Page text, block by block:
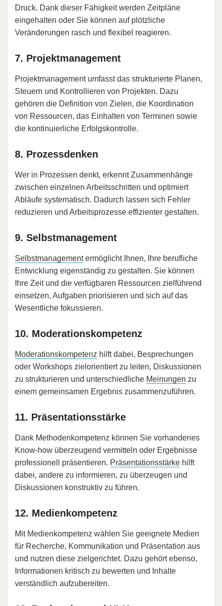
Druck. Dank dieser Fähigkeit werden Zeitpläne
eingehalten oder Sie können auf plötzliche
Veränderungen rasch und flexibel reagieren.
7. Projektmanagement
Projektmanagement umfasst das strukturierte Planen,
Steuern und Kontrollieren von Projekten. Dazu
gehören die Definition von Zielen, die Koordination
von Ressourcen, das Einhalten von Terminen sowie
die kontinuierliche Erfolgskontrolle.
8. Prozessdenken
Wer in Prozessen denkt, erkennt Zusammenhänge
zwischen einzelnen Arbeitsschritten und optimiert
Abläufe systematisch. Dadurch lassen sich Fehler
reduzieren und Arbeitsprozesse effizienter gestalten.
9. Selbstmanagement
Selbstmanagementermöglicht Ihnen, Ihre berufliche
Entwicklung eigenständig zu gestalten. Sie können
Ihre Zeit und die verfügbaren Ressourcen zielführend
einsetzen, Aufgaben priorisieren und sich auf das
Wesentliche fokussieren.
10. Moderationskompetenz
Moderationskompetenz hilft dabei, Besprechungen
oder Workshops zielorientiert zu leiten, Diskussionen
zu strukturieren und unterschiedliche Meinungen zu
einem gemeinsamen Ergebnis zusammenzuführen.
11. Präsentationsstärke
Dank Methodenkompetenz können Sie vorhandenes
Know-how überzeugend vermitteln oder Ergebnisse
professionell präsentieren. Präsentationsstärke hilft
dabei, andere zu informieren, zu überzeugen und
Diskussionen konstruktiv zu führen.
12. Medienkompetenz
Mit Medienkompetenz wählen Sie geeignete Medien
für Recherche, Kommunikation und Präsentation aus
und nutzen diese zielgerichtet. Dazu gehört ebenso,
Informationen kritisch zu bewerten und Inhalte
verständlich aufzubereiten.